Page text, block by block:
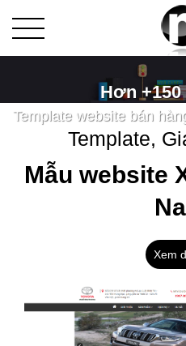
Hơn
Template website bán
Template,
Mẫu website
Xem